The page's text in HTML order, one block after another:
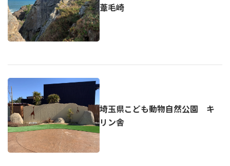
葦毛崎
埼玉県こども動物自然公園 キ
リン舎